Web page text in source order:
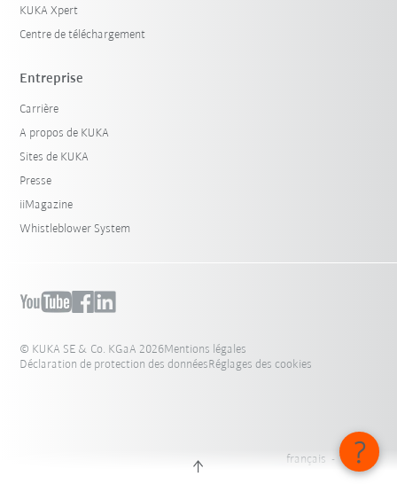
KUKA Xpert
Centre de téléchargement
Entreprise
Carrière
A propos de KUKA
Sites de KUKA
Presse
iiMagazine
Whistleblower System
© KUKA SE & Co. KGaA 2026Mentions légales
Déclaration de protection des donnéesRéglages des cookies
français - Canada